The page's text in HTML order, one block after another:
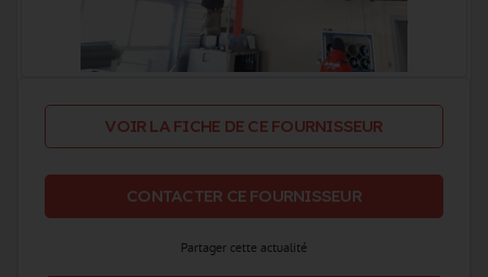
VOIR LA FICHE DE CE FOURNISSEUR
CONTACTER CE FOURNISSEUR
Partager cette actualité